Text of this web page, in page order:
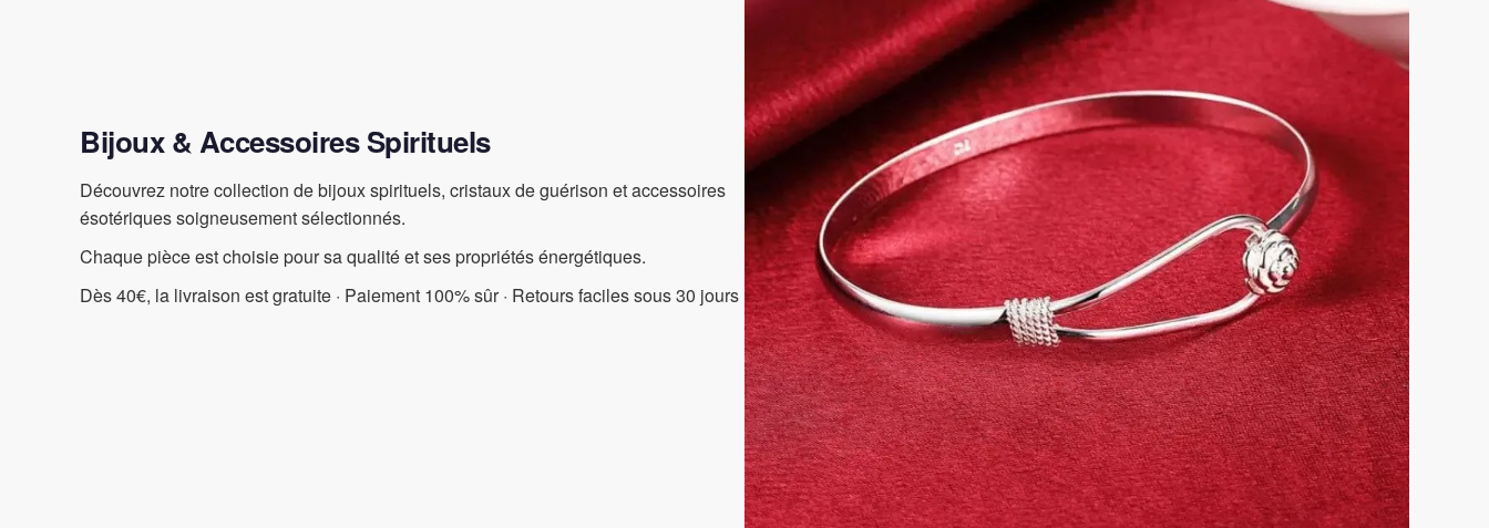
Bijoux & Accessoires Spirituels
Découvrez notre collection de bijoux spirituels, cristaux de guérison et accessoires
ésotériques soigneusement sélectionnés.
Chaque pièce est choisie pour sa qualité et ses propriétés énergétiques.
Dès 40€, la livraison est gratuite · Paiement 100% sûr · Retours faciles sous 30 jours